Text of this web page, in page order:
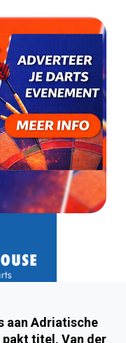
aan Adriatische
pakt titel, Van der